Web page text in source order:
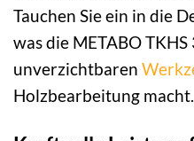
Tauchen Sie ein in die
was die METABO
unverzichtbaren
Holzbearbeitung macht.